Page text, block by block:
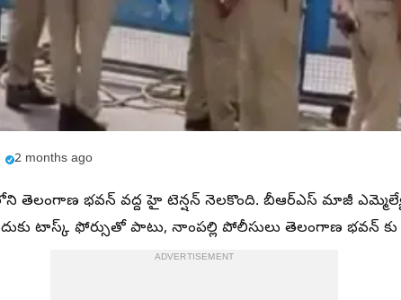
2 months ago
తెలంగాణ భవన్ వద్ద హై టెన్షన్ నెలకొంది. బీఆర్ఎస్ మాజీ
టాస్క్ ఫోర్సుతో పాటు, నాంపల్లి పోలీసులు తెలంగాణ భవన్ కు
ADVERTISEMENT